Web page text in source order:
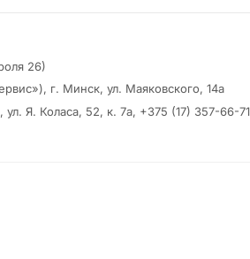
26)
г. Минск, ул. Маяковского, 14а
Я. Коласа, 52, к. 7а, +375 (17) 357-66-71